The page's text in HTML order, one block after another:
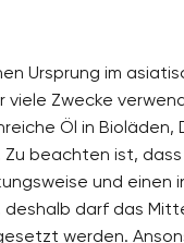
Ursprung im
viele Zwecke
Öl in Bioläden,
Zu beachten ist,
und einen
darf das
werden.